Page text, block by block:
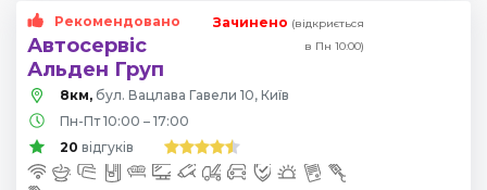
Рекомендовано
Автосервіс
Альден Груп
Зачинено (відкриється
в Пн 10:00)
8км, бул. Вацлава Гавели 10, Київ
Пн-Пт 10:00 – 17:00
20 відгуків